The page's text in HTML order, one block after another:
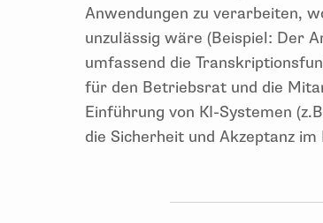
Anwendungen zu verarbeiten,
unzulässig wäre (Beispiel: Der
umfassend die
für den Betriebsrat und die
Einführung von KI-Systemen
die Sicherheit und Akzeptanz im